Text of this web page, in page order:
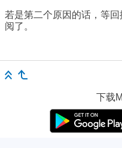
若是第二个原因的话，等
阅了。
下载